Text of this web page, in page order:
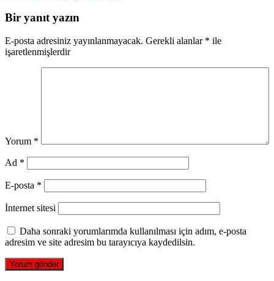
Bir yanıt yazın
E-posta adresiniz yayınlanmayacak. Gerekli alanlar * ile
işaretlenmişlerdir
Yorum *
Ad *
E-posta *
İnternet sitesi
Daha sonraki yorumlarımda kullanılması için adım, e-posta
adresim ve site adresim bu tarayıcıya kaydedilsin.